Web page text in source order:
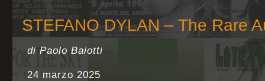
STEFANO DYLAN – The Rare
di Paolo Baiotti
24 marzo 2025